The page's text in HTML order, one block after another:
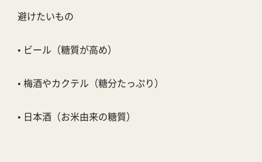
避けたいもの
• ビール（糖質が高め）
• 梅酒やカクテル（糖分たっぷり）
• 日本酒（お米由来の糖質）